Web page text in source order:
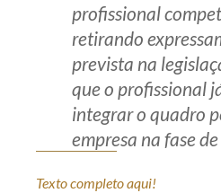
profissional
retirando
prevista na
que o profissional
integrar o quadro
empresa na fase
Texto completo aqui!